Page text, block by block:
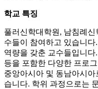
학교 특징
풀러신학대학원, 남침례
수들이 참여하고 있습니
역량을 갖춘 교수들입니다
등을 포함한 다양한 프로
중앙아시아 및 동남아시
습니다. 학위 과정으로는